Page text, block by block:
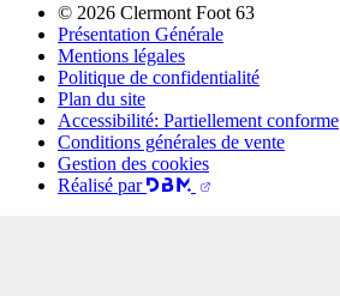
© 2026 Clermont Foot 63
Présentation Générale
Mentions légales
Politique de confidentialité
Plan du site
Accessibilité: Partiellement conforme
Conditions générales de vente
Gestion des cookies
Réalisé par